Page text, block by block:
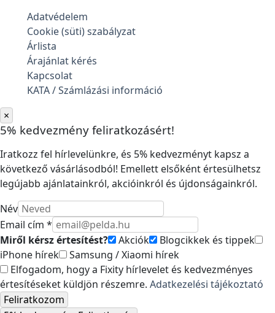
Adatvédelem
Cookie (süti) szabályzat
Árlista
Árajánlat kérés
Kapcsolat
KATA / Számlázási információ
×
5% kedvezmény feliratkozásért!
Iratkozz fel hírlevelünkre, és 5% kedvezményt kapsz a
következő vásárlásodból! Emellett elsőként értesülhetsz
legújabb ajánlatainkról, akcióinkról és újdonságainkról.
Név
Email cím *
Miről kérsz értesítést?
Akciók
Blogcikkek és tippek
iPhone hírek
Samsung / Xiaomi hírek
Elfogadom, hogy a Fixity hírlevelet és kedvezményes
értesítéseket küldjön részemre. Adatkezelési tájékoztató
Feliratkozom